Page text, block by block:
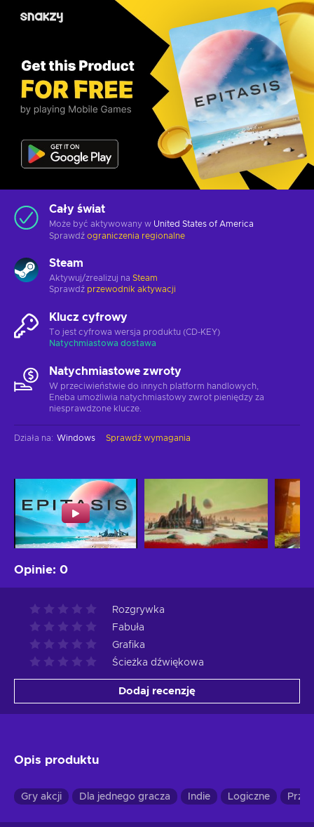
Cały świat
Może być aktywowany w United States of America
Sprawdź ograniczenia regionalne
Steam
Aktywuj/zrealizuj na Steam
Sprawdź przewodnik aktywacji
Klucz cyfrowy
To jest cyfrowa wersja produktu (CD-KEY)
Natychmiastowa dostawa
Natychmiastowe zwroty
W przeciwieństwie do innych platform handlowych,
Eneba umożliwia natychmiastowy zwrot pieniędzy za
niesprawdzone klucze.
Działa na: Windows Sprawdź wymagania
Opinie: 0
Rozgrywka
Fabuła
Grafika
Ścieżka dźwiękowa
Dodaj recenzję
Opis produktu
Gry akcji Dla jednego gracza Indie Logiczne